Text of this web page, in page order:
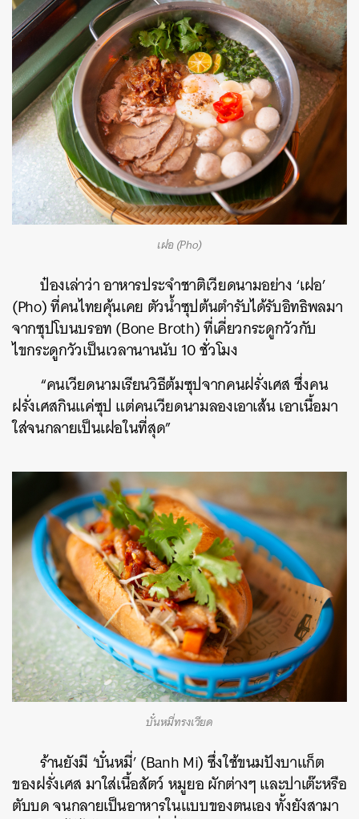
เฝอ (Pho)
ป๋องเล่าว่า อาหารประจำชาติเวียดนามอย่าง ‘เฝอ’
(Pho) ที่คนไทยคุ้นเคย ตัวน้ำซุปต้นตำรับได้รับอิทธิพลมา
จากซุปโบนบรอท (Bone Broth) ที่เคี่ยวกระดูกวัวกับ
ไขกระดูกวัวเป็นเวลานานนับ 10 ชั่วโมง
“คนเวียดนามเรียนวิธีต้มซุปจากคนฝรั่งเศส ซึ่งคน
ฝรั่งเศสกินแค่ซุป แต่คนเวียดนามลองเอาเส้น เอาเนื้อมา
ใส่จนกลายเป็นเฝอในที่สุด”
บั๋นหมี่ทรงเวียด
ร้านยังมี ‘บั๋นหมี่’ (Banh Mi) ซึ่งใช้ขนมปังบาแก็ต
ของฝรั่งเศส มาใส่เนื้อสัตว์ หมูยอ ผักต่างๆ และปาเต๊ะหรือ
ตับบด จนกลายเป็นอาหารในแบบของตนเอง ทั้งยังสามา